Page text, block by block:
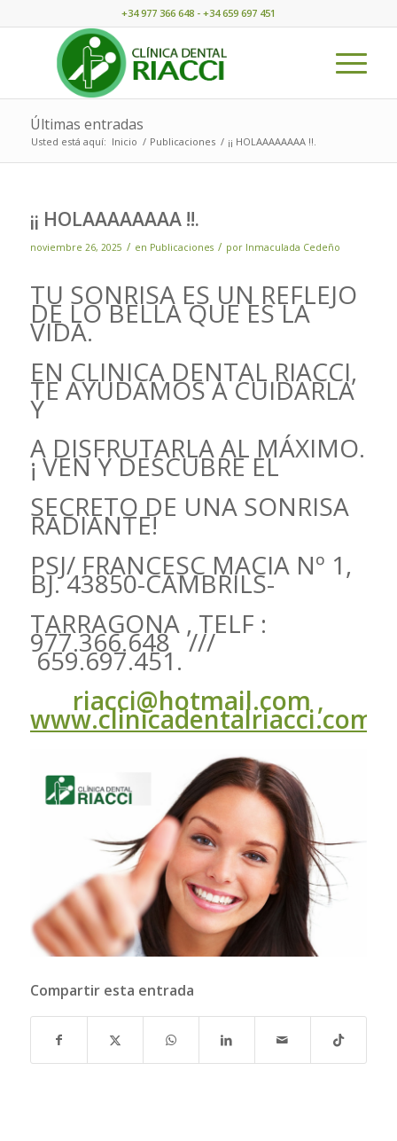
+34 977 366 648 - +34 659 697 451
Últimas entradas
Usted está aquí: Inicio / Publicaciones / ¡¡ HOLAAAAAAAA !!.
¡¡ HOLAAAAAAAA !!.
noviembre 26, 2025 / en Publicaciones / por Inmaculada Cedeño
TU SONRISA ES UN REFLEJO
DE LO BELLA QUE ES LA
VIDA.
EN CLINICA DENTAL RIACCI,
TE AYUDAMOS A CUIDARLA
Y
A DISFRUTARLA AL MÁXIMO.
¡ VEN Y DESCUBRE EL
SECRETO DE UNA SONRISA
RADIANTE!
PSJ/ FRANCESC MACIA Nº 1,
BJ. 43850-CAMBRILS-
TARRAGONA , TELF :
977.366.648 ///
659.697.451.
riacci@hotmail.com ,
www.clinicadentalriacci.com
Compartir esta entrada